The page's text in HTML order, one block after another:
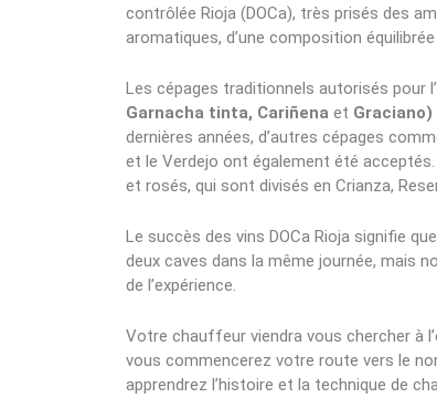
contrôlée Rioja (DOCa), très prisés des
aromatiques, d’une composition
Les cépages traditionnels autorisés pour
Garnacha tinta, Cariñena et Graciano)
dernières années, d’autres cépages
et le Verdejo ont également été
et rosés, qui sont divisés en Crianza,
Le succès des vins DOCa Rioja signifie
deux caves dans la même journée, mais
de l’expérience.
Votre chauffeur viendra vous chercher à
vous commencerez votre route vers le
apprendrez l’histoire et la technique de